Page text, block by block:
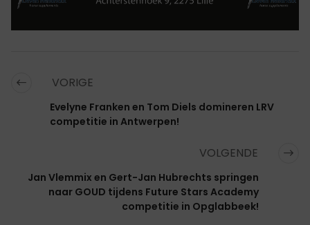
VORIGE
Evelyne Franken en Tom Diels domineren LRV
competitie in Antwerpen!
VOLGENDE
Jan Vlemmix en Gert-Jan Hubrechts springen
naar GOUD tijdens Future Stars Academy
competitie in Opglabbeek!